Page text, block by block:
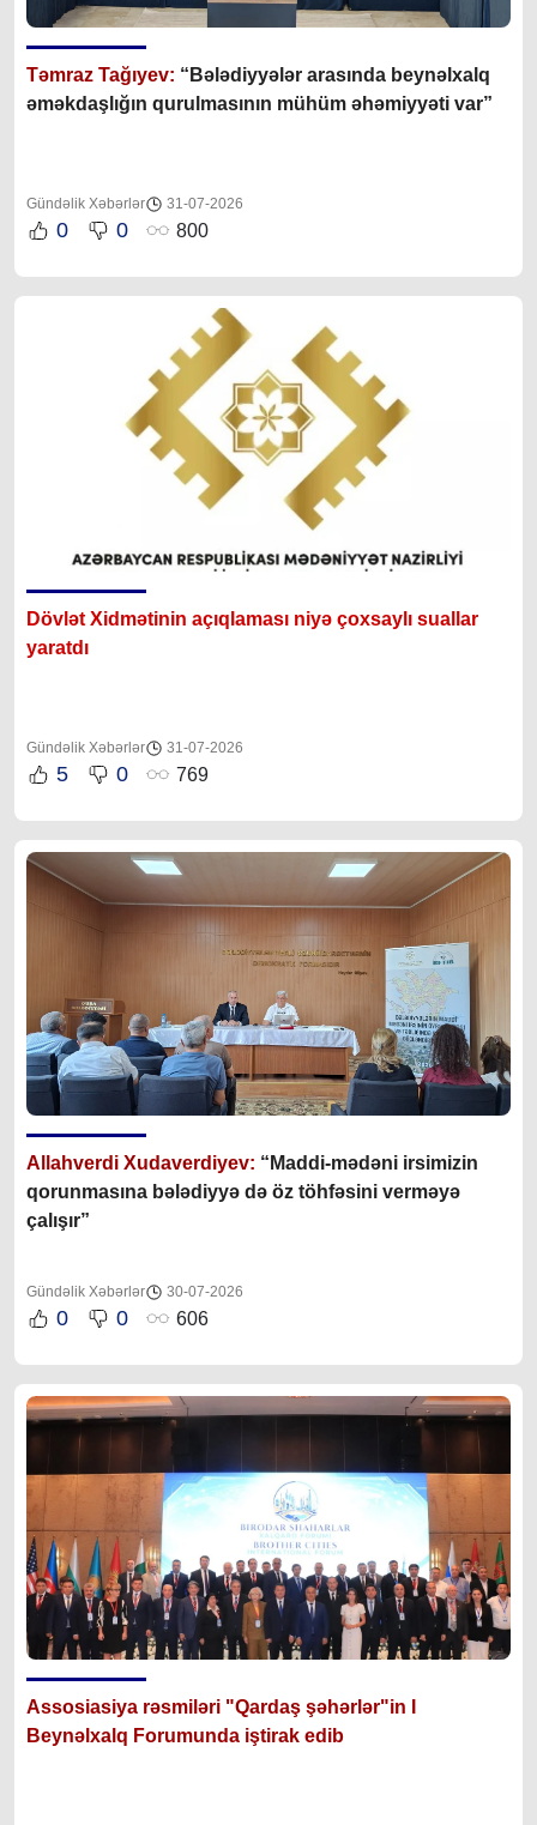
Təmraz Tağıyev: “Bələdiyyələr arasında beynəlxalq
əməkdaşlığın qurulmasının mühüm əhəmiyyəti var”
Gündəlik Xəbərlər 31-07-2026
0 0 800
Dövlət Xidmətinin açıqlaması niyə çoxsaylı suallar
yaratdı
Gündəlik Xəbərlər 31-07-2026
5 0 769
Allahverdi Xudaverdiyev: “Maddi-mədəni irsimizin
qorunmasına bələdiyyə də öz töhfəsini verməyə
çalışır”
Gündəlik Xəbərlər 30-07-2026
0 0 606
Assosiasiya rəsmiləri "Qardaş şəhərlər"in I
Beynəlxalq Forumunda iştirak edib